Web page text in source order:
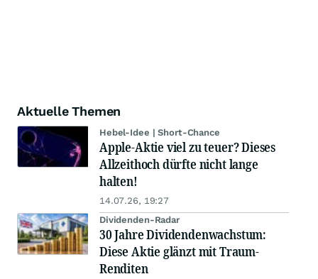
Aktuelle Themen
Hebel-Idee | Short-Chance
Apple-Aktie viel zu teuer? Dieses
Allzeithoch dürfte nicht lange
halten!
14.07.26, 19:27
Dividenden-Radar
30 Jahre Dividendenwachstum:
Diese Aktie glänzt mit Traum-
Renditen